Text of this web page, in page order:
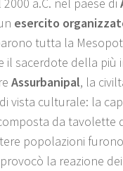
esercito
tutta la
sacerdote della più
Assurbanipal, la
vista culturale: la
da tavolette
popolazioni
la reazione